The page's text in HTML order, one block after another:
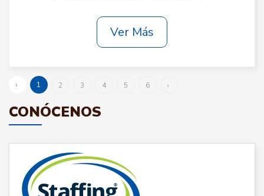
Ver Más
‹ 1 2 3 4 5 6 ›
CONÓCENOS